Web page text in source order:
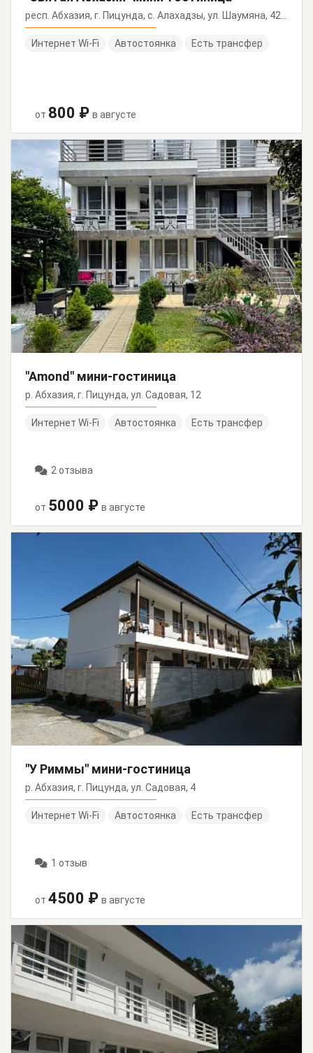
Интернет Wi-Fi Автостоянка Есть трансфер
от 800 ₽ в августе
"Amond" мини-гостиница
р. Абхазия, г. Пицунда, ул. Садовая, 12
Интернет Wi-Fi Автостоянка Есть трансфер
2 отзыва
от 5000 ₽ в августе
"У Риммы" мини-гостиница
р. Абхазия, г. Пицунда, ул. Садовая, 4
Интернет Wi-Fi Автостоянка Есть трансфер
1 отзыв
от 4500 ₽ в августе